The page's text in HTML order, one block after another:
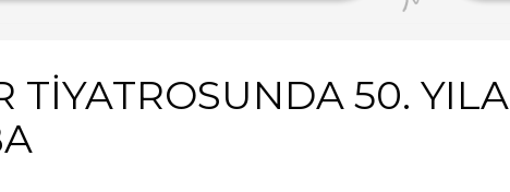
TİYATROSUNDA 50. YILA